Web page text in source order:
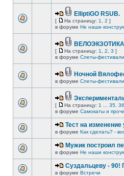
ElliptiGO RSUB.
[ На страницу: 1 2 ]
в форуме Не наши
[ На страницу: 1 2 3 ]
в форуме Слеты-фестивали
Ночной
в форуме Слеты-фестивали
[ На страницу: 1 35 36
в форуме Самокаты и
Тест на изменение
в форуме Как сделать? -
Мужик построил
в форуме Не наши
Суздальцеву - 90!
в форуме Встречи